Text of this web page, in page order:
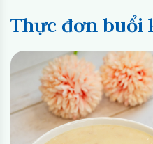
Thực đơn buổi